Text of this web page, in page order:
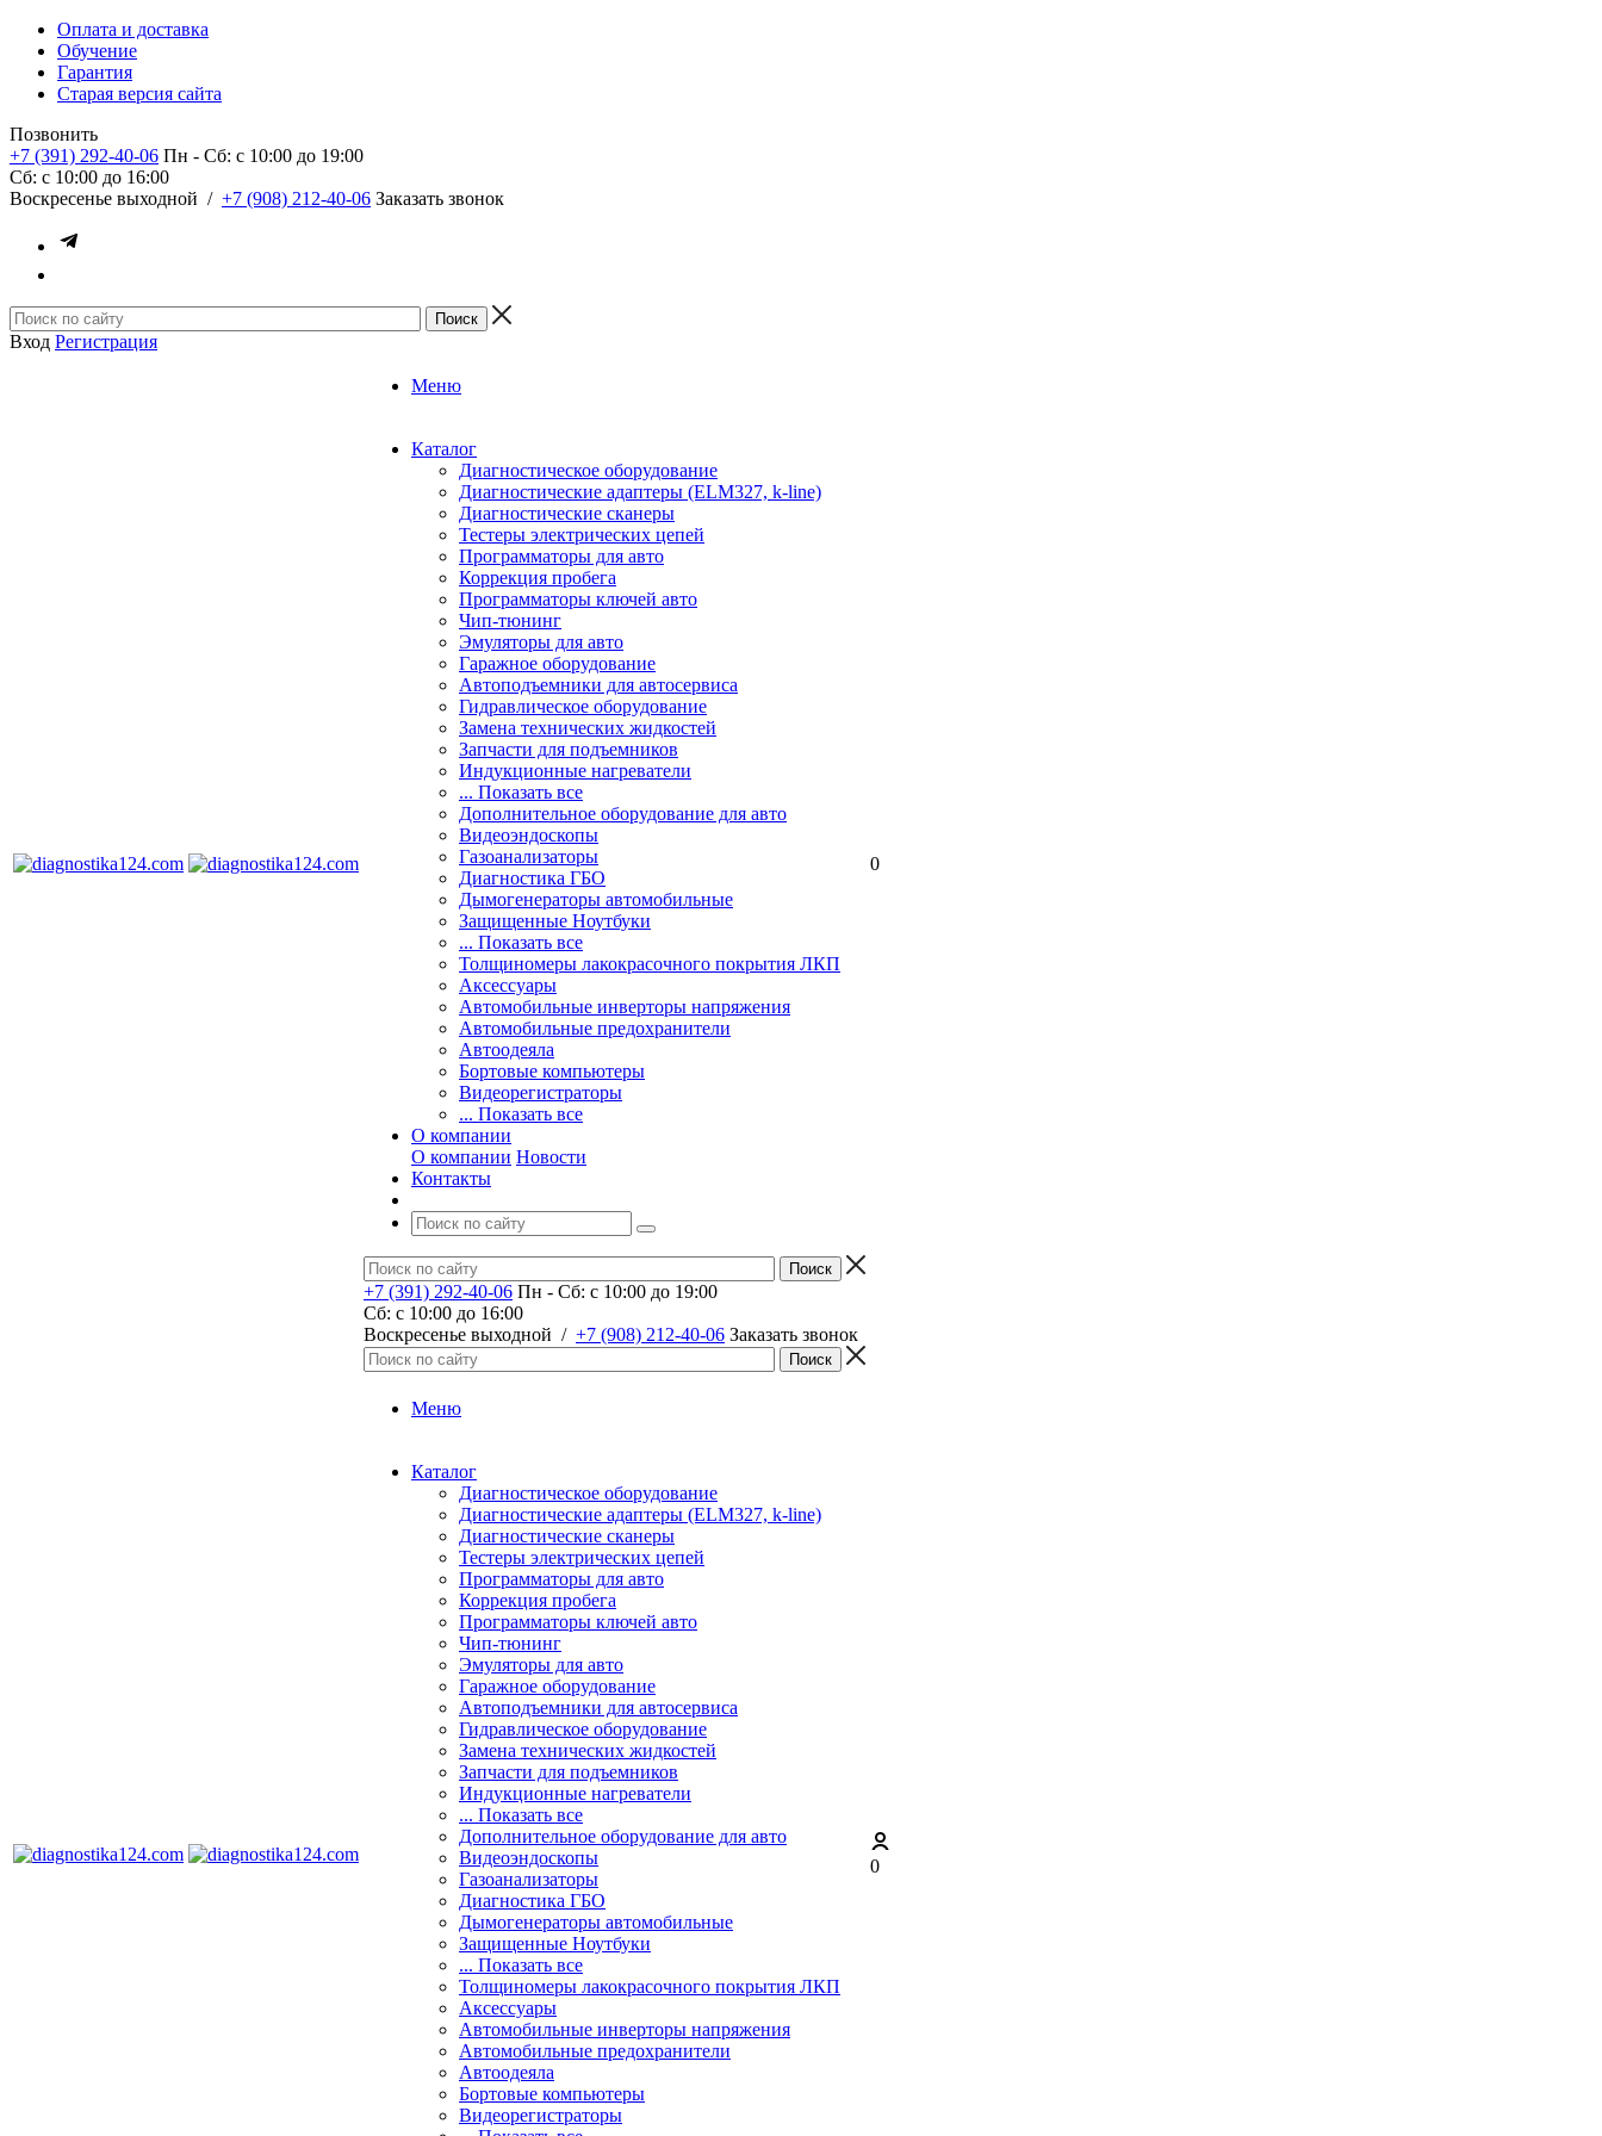
Оплата и доставка
Обучение
Гарантия
Старая версия сайта
Позвонить
+7 (391) 292-40-06 Пн - Сб: c 10:00 до 19:00
Сб: c 10:00 до 16:00
​Воскресенье выходной / +7 (908) 212-40-06 Заказать звонок
Вход Регистрация
Меню
Каталог
Диагностическое оборудование
Диагностические адаптеры (ELM327, k-line)
Диагностические сканеры
Тестеры электрических цепей
Программаторы для авто
Коррекция пробега
Программаторы ключей авто
Чип-тюнинг
Эмуляторы для авто
Гаражное оборудование
Автоподъемники для автосервиса
Гидравлическое оборудование
Замена технических жидкостей
Запчасти для подъемников
Индукционные нагреватели
... Показать все
Дополнительное оборудование для авто
Видеоэндоскопы
Газоанализаторы
Диагностика ГБО
Дымогенераторы автомобильные
Защищенные Ноутбуки
... Показать все
Толщиномеры лакокрасочного покрытия ЛКП
Аксессуары
Автомобильные инверторы напряжения
Автомобильные предохранители
Автоодеяла
Бортовые компьютеры
Видеорегистраторы
... Показать все
О компании
О компании Новости
Контакты
+7 (391) 292-40-06 Пн - Сб: c 10:00 до 19:00
Сб: c 10:00 до 16:00
​Воскресенье выходной / +7 (908) 212-40-06 Заказать звонок
0
Меню
Каталог
Диагностическое оборудование
Диагностические адаптеры (ELM327, k-line)
Диагностические сканеры
Тестеры электрических цепей
Программаторы для авто
Коррекция пробега
Программаторы ключей авто
Чип-тюнинг
Эмуляторы для авто
Гаражное оборудование
Автоподъемники для автосервиса
Гидравлическое оборудование
Замена технических жидкостей
Запчасти для подъемников
Индукционные нагреватели
... Показать все
Дополнительное оборудование для авто
Видеоэндоскопы
Газоанализаторы
Диагностика ГБО
Дымогенераторы автомобильные
Защищенные Ноутбуки
... Показать все
Толщиномеры лакокрасочного покрытия ЛКП
Аксессуары
Автомобильные инверторы напряжения
Автомобильные предохранители
Автоодеяла
Бортовые компьютеры
Видеорегистраторы
0